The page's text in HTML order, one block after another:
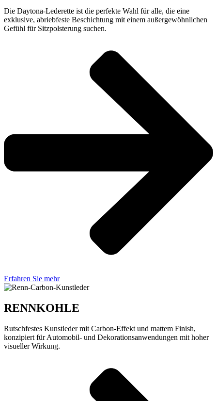
Die Daytona-Lederette ist die perfekte Wahl für alle, die eine
exklusive, abriebfeste Beschichtung mit einem außergewöhnlichen
Gefühl für Sitzpolsterung suchen.
Erfahren Sie mehr
RENNKOHLE
Rutschfestes Kunstleder mit Carbon-Effekt und mattem Finish,
konzipiert für Automobil- und Dekorationsanwendungen mit hoher
visueller Wirkung.